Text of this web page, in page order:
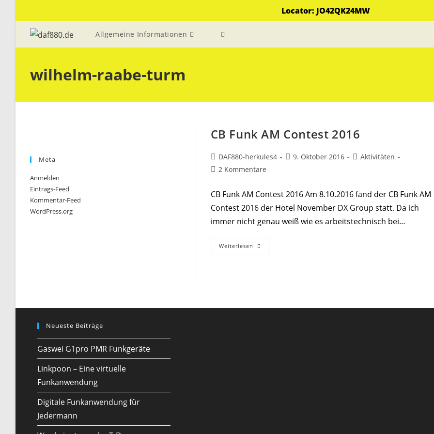
Locator: JO42QK24MW
Allgemeine Informationen Website-
wilhelm-raabe-turm
CB Funk AM Contest 2016
Beitrags-
Autor:
DAF880-herkules4
Beitrag
9. Oktober 2016
Beitrags-
Aktivitäten
Beitrags-
2 Kommentare
CB Funk AM Contest 2016 Am 8.10.2016 fand der CB Funk AM
Contest 2016 der Hotel November DX Group statt. Da ich
immer nicht genau weiß wie es arbeitstechnisch bei…
Weiterlesen CB
Funk
Meta
Anmelden
Eintrags-Feed
Kommentar-Feed
WordPress.org
Neueste Beiträge
Gaswei G1pro PMR Funkgeräte
Linkpoon – Eine virtuelle
Funkanwendung
Digitale Funkanwendung für
Jedermann